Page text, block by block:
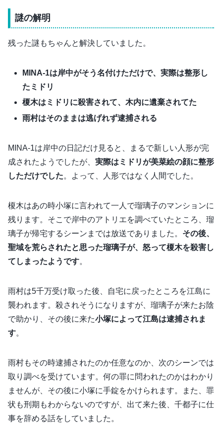
謎の解明
残った謎もちゃんと解決していました。
MINA-1は岸中がそう名付けただけで、実際は整形し
たミドリ
榎木はミドリに殺害されて、木内に遺棄されてた
雨村はそのままは逃げれず逮捕される
MINA-1は岸中の日記だけ見ると、まるで新しい人形が完
成されたようでしたが、 実際はミドリが美菜絵の顔に整形
しただけでした。よって、人形ではなく人間でした。
榎木はあの時小塚に言われて一人で瑠璃子のマンションに
残ります。そこで岸中のアトリエを調べていたところ、瑠
璃子が帰宅するシーンまでは放送でありました。 その後、
聖域を荒らされたと思った瑠璃子が、怒って榎木を殺害し
てしまったようです。
雨村は5千万受け取った後、自宅に戻ったところを江島に
襲われます。殺されそうになりますが、瑠璃子が来たお陰
で助かり、その後に来た小塚によって江島は逮捕されま
す。
雨村もその時逮捕されたのか任意なのか、次のシーンでは
取り調べを受けています。何の罪に問われたのかはわかり
ませんが、その後に小塚に手錠をかけられます。また、罪
状も刑期もわからないのですが、出て来た後、千都子に仕
事を辞める話をしていました。